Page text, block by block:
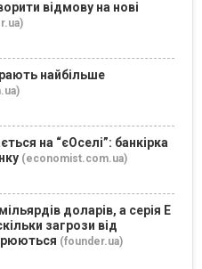
відмову на нові
найбільше
на “єОселі”: банкірка
(economist.com.ua)
доларів, а серія E
загрози від
(founder.ua)